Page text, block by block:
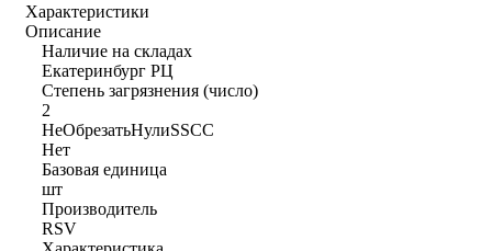
Характеристики
Описание
Наличие на складах
Екатеринбург РЦ
Степень загрязнения (число)
2
НеОбрезатьНулиSSCC
Нет
Базовая единица
шт
Производитель
RSV